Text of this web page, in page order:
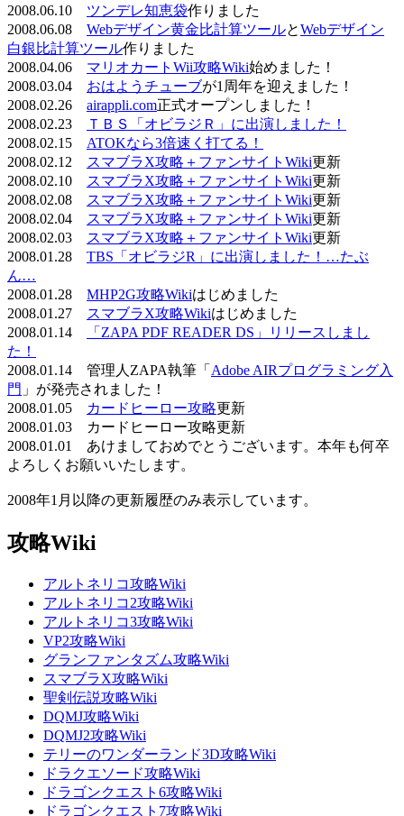
2008.06.10 ツンデレ知恵袋作りました
2008.06.08 Webデザイン黄金比計算ツールとWebデザイン
白銀比計算ツール作りました
2008.04.06 マリオカートWii攻略Wiki始めました！
2008.03.04 おはようチューブが1周年を迎えました！
2008.02.26 airappli.com正式オープンしました！
2008.02.23
ＴＢＳ「オビラジＲ」に出演しました！
2008.02.15 ATOKなら3倍速く打てる！
2008.02.12
スマブラX攻略＋ファンサイトWiki更新
2008.02.10
スマブラX攻略＋ファンサイトWiki更新
2008.02.08
スマブラX攻略＋ファンサイトWiki更新
2008.02.04
スマブラX攻略＋ファンサイトWiki更新
2008.02.03
スマブラX攻略＋ファンサイトWiki更新
2008.01.28 TBS「オビラジR」に出演しました！…たぶ
ん…
2008.01.28 MHP2G攻略Wikiはじめました
2008.01.27
スマブラX攻略Wikiはじめました
2008.01.14
「ZAPA PDF READER DS」リリースしまし
た！
2008.01.14 管理人ZAPA執筆「 Adobe AIRプログラミング入
門 」が発売されました！
2008.01.05
カードヒーロー攻略更新
2008.01.03 カードヒーロー攻略更新
2008.01.01 あけましておめでとうございます。本年も何卒
よろしくお願いいたします。
2008年1月以降の更新履歴のみ表示しています。
攻略Wiki
アルトネリコ攻略Wiki
アルトネリコ2攻略Wiki
アルトネリコ3攻略Wiki
VP2攻略Wiki
グランファンタズム攻略Wiki
スマブラX攻略Wiki
聖剣伝説攻略Wiki
DQMJ攻略Wiki
DQMJ2攻略Wiki
テリーのワンダーランド3D攻略Wiki
ドラクエソード攻略Wiki
ドラゴンクエスト6攻略Wiki
ドラゴンクエスト7攻略Wiki